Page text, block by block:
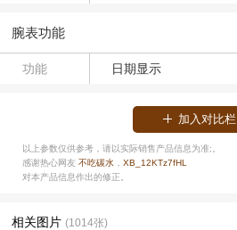
腕表功能
功能 日期显示
加入对比栏
以上参数仅供参考，请以实际销售产品信息为准;。
感谢热心网友 不吃碳水
XB_12KTz7fHL
对本产品信息作出的修正。
相关图片 (1014张)